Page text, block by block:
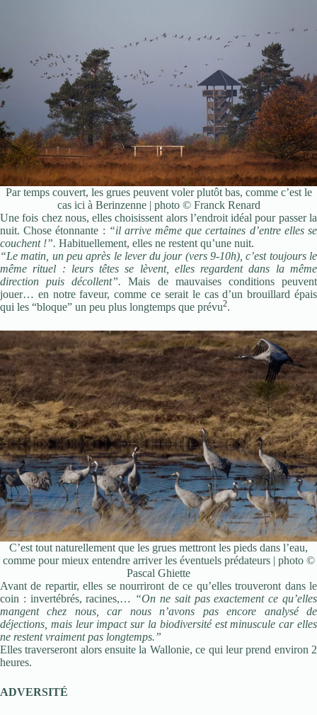
Par temps couvert, les grues peuvent voler plutôt bas, comme c’est le
cas ici à Berinzenne | photo © Franck Renard
Une fois chez nous, elles choisissent alors l’endroit idéal pour passer la
nuit. Chose étonnante : “il arrive même que certaines d’entre elles se
couchent !”. Habituellement, elles ne restent qu’une nuit.
“Le matin, un peu après le lever du jour (vers 9-10h), c’est toujours le
même rituel : leurs têtes se lèvent, elles regardent dans la même
direction puis décollent”. Mais de mauvaises conditions peuvent
jouer… en notre faveur, comme ce serait le cas d’un brouillard épais
qui les “bloque” un peu plus longtemps que prévu2.
C’est tout naturellement que les grues mettront les pieds dans l’eau,
comme pour mieux entendre arriver les éventuels prédateurs | photo ©
Pascal Ghiette
Avant de repartir, elles se nourriront de ce qu’elles trouveront dans le
coin : invertébrés, racines,… “On ne sait pas exactement ce qu’elles
mangent chez nous, car nous n’avons pas encore analysé de
déjections, mais leur impact sur la biodiversité est minuscule car elles
ne restent vraiment pas longtemps.”
Elles traverseront alors ensuite la Wallonie, ce qui leur prend environ 2
heures.
ADVERSITÉ